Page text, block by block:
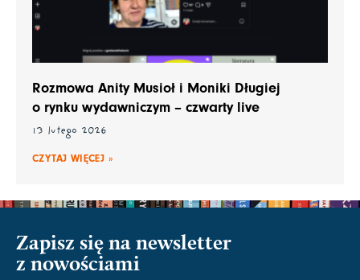
Rozmowa Anity Musioł i Moniki Długiej
o rynku wydawniczym – czwarty live
13 lutego 2026
CZYTAJ WIĘCEJ »
Zapisz się na newsletter
z nowościami